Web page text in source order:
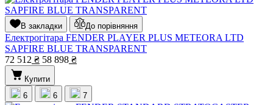
В закладки До порівняння
Електрогітара FENDER PLAYER PLUS METEORA LTD
SAPFIRE BLUE TRANSPARENT
72 512 ₴ 58 898 ₴
Купити
6
6 7